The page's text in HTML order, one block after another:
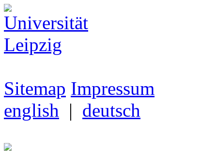
Sitemap Impressum
english | deutsch